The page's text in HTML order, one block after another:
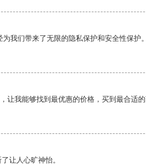
我们带来了无限的隐私保护和安全性保护。
让我能够找到最优惠的价格，买到最合适的
让人心旷神怡。